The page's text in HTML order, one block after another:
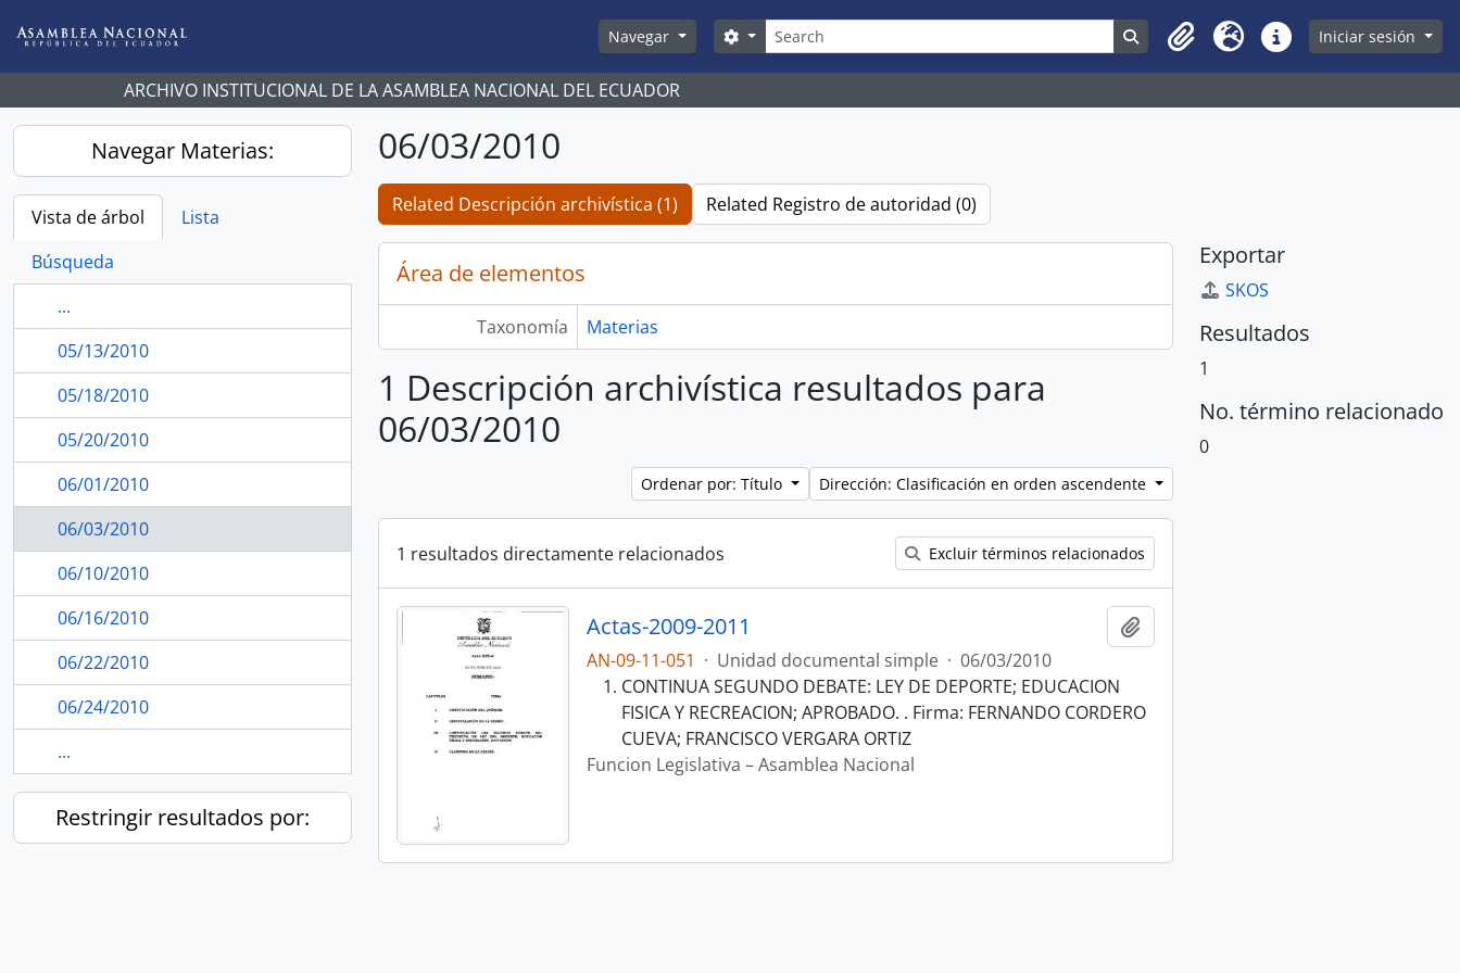
Navegar
Búsqueda
Search options Search in browse page
Clipboard
Idioma Enlaces rápidos
Iniciar sesión
ARCHIVO INSTITUCIONAL DE LA ASAMBLEA NACIONAL DEL ECUADOR
Navegar Materias:
Vista de árbol
Lista
Búsqueda
...
05/13/2010
05/18/2010
05/20/2010
06/01/2010
06/03/2010
06/10/2010
06/16/2010
06/22/2010
06/24/2010
...
Restringir resultados por:
06/03/2010
Related Descripción archivística (1) Related Registro de autoridad (0)
Área de elementos
Taxonomía Materias
1 Descripción archivística resultados para
06/03/2010
Ordenar por: Título Dirección: Clasificación en orden ascendente
1 resultados directamente relacionados Excluir términos relacionados
Actas-2009-2011
AN-09-11-051 · Unidad documental simple · 06/03/2010
CONTINUA SEGUNDO DEBATE: LEY DE DEPORTE; EDUCACION
FISICA Y RECREACION; APROBADO. . Firma: FERNANDO CORDERO
CUEVA; FRANCISCO VERGARA ORTIZ
Funcion Legislativa – Asamblea Nacional
Exportar
SKOS
Resultados
1
No. término relacionado
0